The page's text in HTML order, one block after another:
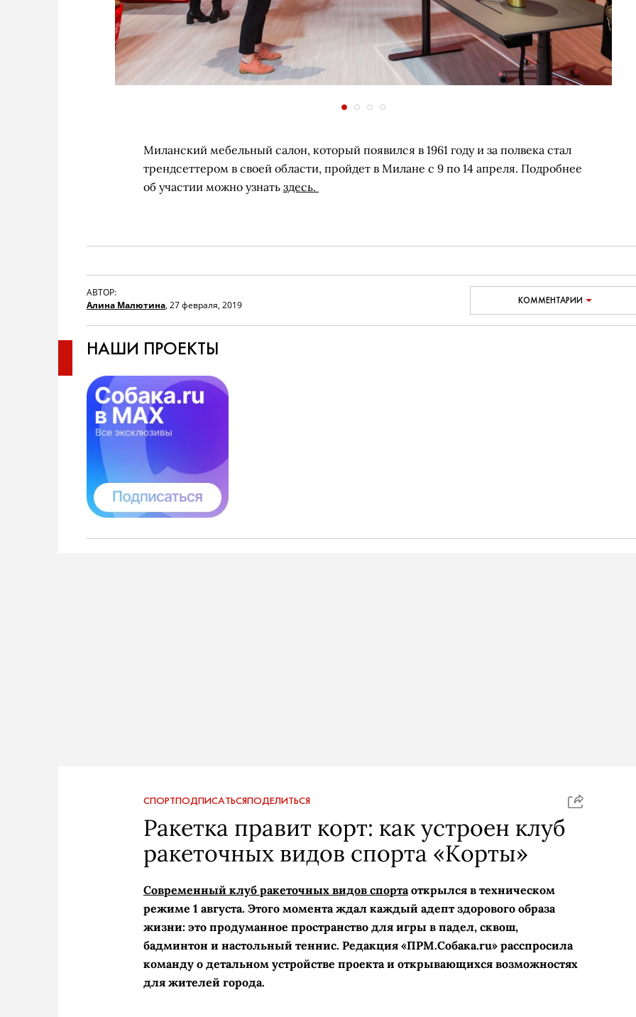
Миланский мебельный салон, который появился в 1961 году и за полвека стал
трендсеттером в своей области, пройдет в Милане с 9 по 14 апреля. Подробнее
об участии можно узнать здесь.
АВТОР:
Алина Малютина, 27 февраля, 2019 КОММЕНТАРИИ
НАШИ ПРОЕКТЫ
СПОРТПОДПИСАТЬСЯПОДЕЛИТЬСЯ
Ракетка правит корт: как устроен клуб
ракеточных видов спорта «Корты»
Современный клуб ракеточных видов спорта открылся в техническом
режиме 1 августа. Этого момента ждал каждый адепт здорового образа
жизни: это продуманное пространство для игры в падел, сквош,
бадминтон и настольный теннис. Редакция «ПРМ.Собака.ru» расспросила
команду о детальном устройстве проекта и открывающихся возможностях
для жителей города.